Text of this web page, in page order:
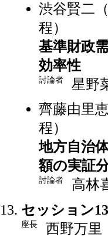
渋谷賢二
程）
基準財政
効率性
討論者
星野
齊藤由里
程）
地方自治
額の実証
討論者
高林
セッション
座長
西野万里